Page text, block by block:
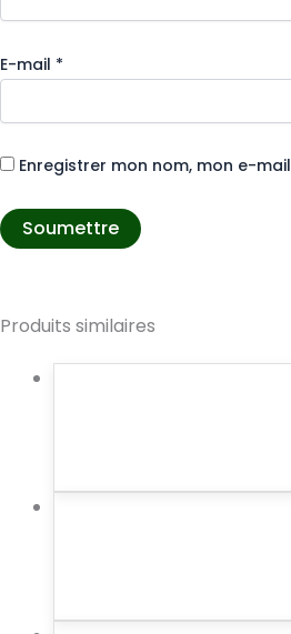
E-mail *
Enregistrer mon nom, mon e-
Produits similaires